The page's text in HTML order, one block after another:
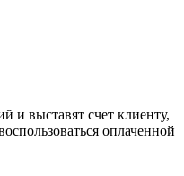
и выставят счет клиенту,
оплаченной